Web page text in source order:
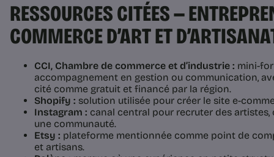
RESSOURCES CITÉES —
COMMERCE D’ART ET
CCI, Chambre de commerce et d’industrie : mini-
accompagnement en gestion ou communication,
cité comme gratuit et financé par la région.
Shopify : solution utilisée pour créer le site e-
Instagram : canal central pour recruter des
une communauté.
Etsy : plateforme mentionnée comme point de
et artisans.